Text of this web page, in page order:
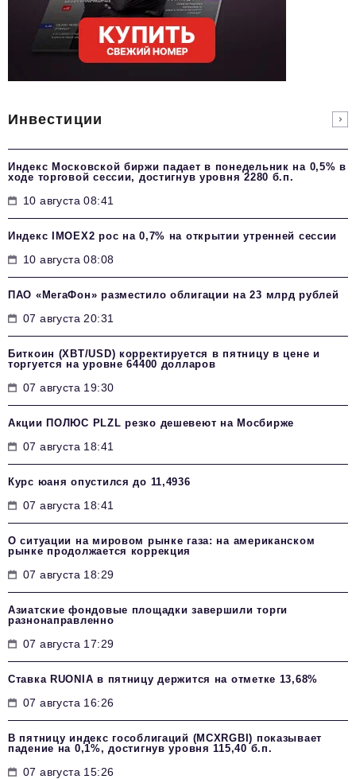
Инвестиции
Индекс Московской биржи падает в понедельник на 0,5% в
ходе торговой сессии, достигнув уровня 2280 б.п.
10 августа 08:41
Индекс IMOEX2 рос на 0,7% на открытии утренней сессии
10 августа 08:08
ПАО «МегаФон» разместило облигации на 23 млрд рублей
07 августа 20:31
Биткоин (XBT/USD) корректируется в пятницу в цене и
торгуется на уровне 64400 долларов
07 августа 19:30
Акции ПОЛЮС PLZL резко дешевеют на Мосбирже
07 августа 18:41
Курс юаня опустился до 11,4936
07 августа 18:41
О ситуации на мировом рынке газа: на американском
рынке продолжается коррекция
07 августа 18:29
Азиатские фондовые площадки завершили торги
разнонаправленно
07 августа 17:29
Ставка RUONIA в пятницу держится на отметке 13,68%
07 августа 16:26
В пятницу индекс гособлигаций (MCXRGBI) показывает
падение на 0,1%, достигнув уровня 115,40 б.п.
07 августа 15:26